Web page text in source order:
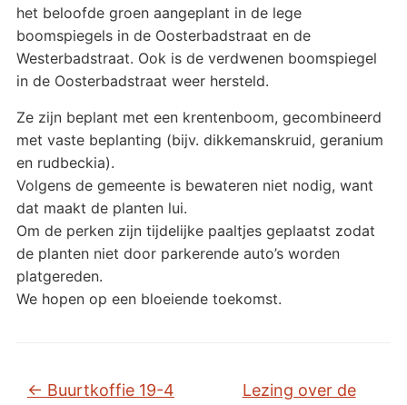
het beloofde groen aangeplant in de lege
boomspiegels in de Oosterbadstraat en de
Westerbadstraat. Ook is de verdwenen boomspiegel
in de Oosterbadstraat weer hersteld.
Ze zijn beplant met een krentenboom, gecombineerd
met vaste beplanting (bijv. dikkemanskruid, geranium
en rudbeckia).
Volgens de gemeente is bewateren niet nodig, want
dat maakt de planten lui.
Om de perken zijn tijdelijke paaltjes geplaatst zodat
de planten niet door parkerende auto’s worden
platgereden.
We hopen op een bloeiende toekomst.
← Buurtkoffie 19-4
Lezing over de